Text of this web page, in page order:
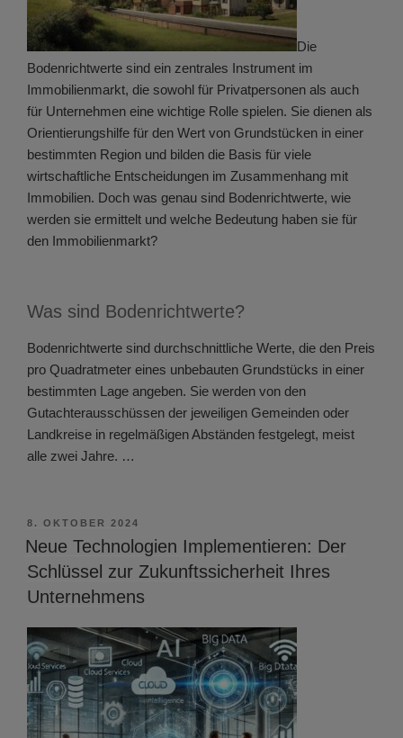
Die
Bodenrichtwerte sind ein zentrales Instrument im
Immobilienmarkt, die sowohl für Privatpersonen als auch
für Unternehmen eine wichtige Rolle spielen. Sie dienen als
Orientierungshilfe für den Wert von Grundstücken in einer
bestimmten Region und bilden die Basis für viele
wirtschaftliche Entscheidungen im Zusammenhang mit
Immobilien. Doch was genau sind Bodenrichtwerte, wie
werden sie ermittelt und welche Bedeutung haben sie für
den Immobilienmarkt?
Was sind Bodenrichtwerte?
Bodenrichtwerte sind durchschnittliche Werte, die den Preis
pro Quadratmeter eines unbebauten Grundstücks in einer
bestimmten Lage angeben. Sie werden von den
Gutachterausschüssen der jeweiligen Gemeinden oder
Landkreise in regelmäßigen Abständen festgelegt, meist
alle zwei Jahre. …
VERÖFFENTLICHT
AM
8. OKTOBER 2024
Neue Technologien Implementieren: Der
Schlüssel zur Zukunftssicherheit Ihres
Unternehmens